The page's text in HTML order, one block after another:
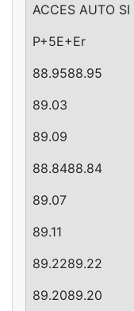
ACCES AUTO
P+5E+Er
88.9588.95
89.03
89.09
88.8488.84
89.07
89.11
89.2289.22
89.2089.20